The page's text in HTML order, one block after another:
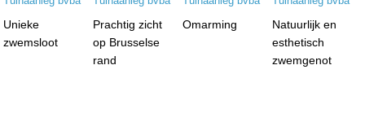
Unieke
zwemsloot
Prachtig zicht
op Brusselse
rand
Omarming
Natuurlijk en
esthetisch
zwemgenot